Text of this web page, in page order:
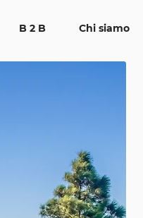
B 2 B Chi siamo